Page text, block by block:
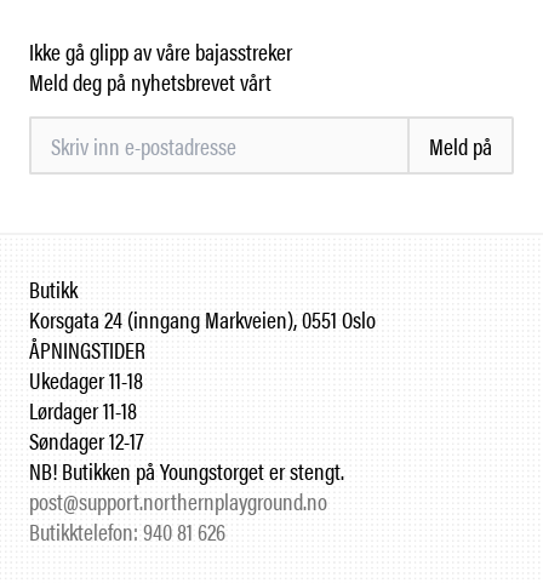
Ikke gå glipp av våre bajasstreker
Meld deg på nyhetsbrevet vårt
Meld på
Butikk
Korsgata 24 (inngang Markveien), 0551 Oslo
ÅPNINGSTIDER
Ukedager 11-18
Lørdager 11-18
Søndager 12-17
NB! Butikken på Youngstorget er stengt.
post@support.northernplayground.no
Butikktelefon: 940 81 626